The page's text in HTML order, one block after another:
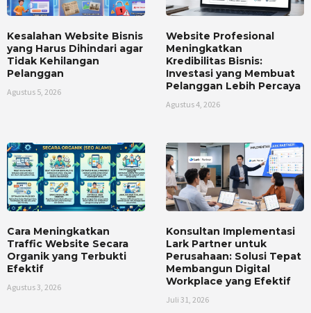
Kesalahan Website Bisnis
yang Harus Dihindari agar
Tidak Kehilangan
Pelanggan
Agustus 5, 2026
Website Profesional
Meningkatkan
Kredibilitas Bisnis:
Investasi yang Membuat
Pelanggan Lebih Percaya
Agustus 4, 2026
Cara Meningkatkan
Traffic Website Secara
Organik yang Terbukti
Efektif
Agustus 3, 2026
Konsultan Implementasi
Lark Partner untuk
Perusahaan: Solusi Tepat
Membangun Digital
Workplace yang Efektif
Juli 31, 2026